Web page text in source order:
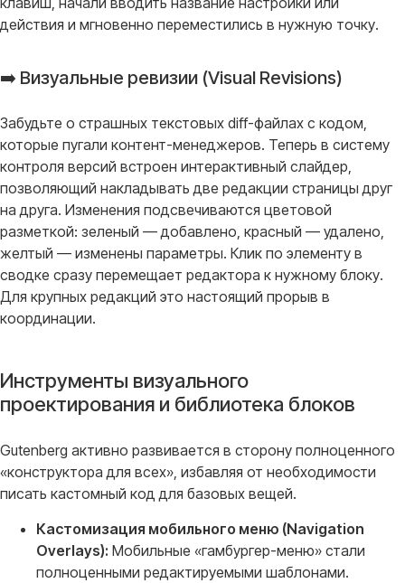
действия и мгновенно переместились в нужную точку.
➡️ Визуальные ревизии (Visual Revisions)
Забудьте о страшных текстовых diff-файлах с кодом,
которые пугали контент-менеджеров. Теперь в систему
контроля версий встроен интерактивный слайдер,
позволяющий накладывать две редакции страницы друг
на друга. Изменения подсвечиваются цветовой
разметкой: зеленый — добавлено, красный — удалено,
желтый — изменены параметры. Клик по элементу в
сводке сразу перемещает редактора к нужному блоку.
Для крупных редакций это настоящий прорыв в
координации.
Инструменты визуального
проектирования и библиотека блоков
Gutenberg активно развивается в сторону полноценного
«конструктора для всех», избавляя от необходимости
писать кастомный код для базовых вещей.
Кастомизация мобильного меню (Navigation
Overlays): Мобильные «гамбургер-меню» стали
полноценными редактируемыми шаблонами.